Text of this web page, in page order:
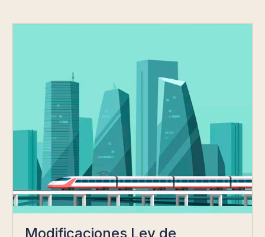
Modificaciones Ley de